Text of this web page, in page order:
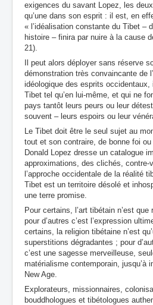
exigences du savant Lopez, les
qu’une dans son esprit : il est, en
« l’idéalisation constante du Tibet –
histoire – finira par nuire à la cause
21).
Il peut alors déployer sans réserve
démonstration très convaincante de
idéologique des esprits
Tibet tel qu’en lui-même, et qui ne
pays tantôt leurs peurs ou leur
souvent – leurs espoirs ou leur
Le Tibet doit être le seul sujet au
tout et son contraire, de bonne foi ou
Donald Lopez dresse un catalogue
approximations, des clichés, contre-
l’approche occidentale de la réalité
Tibet est un territoire désolé et
une terre promise.
Pour certains, l’art tibétain n’est
pour d’autres c’est l’expression
certains, la religion tibétaine n’est
superstitions dégradantes ; pour
c’est une sagesse merveilleuse,
matérialisme contemporain, jusqu’à
New Age.
Explorateurs, missionnaires,
bouddhologues et tibétologues